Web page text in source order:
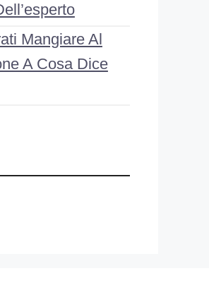
Mangiare Al
A Cosa Dice